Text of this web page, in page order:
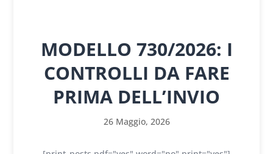
MODELLO 730/2026: I
CONTROLLI DA FARE
PRIMA DELL’INVIO
26 Maggio, 2026